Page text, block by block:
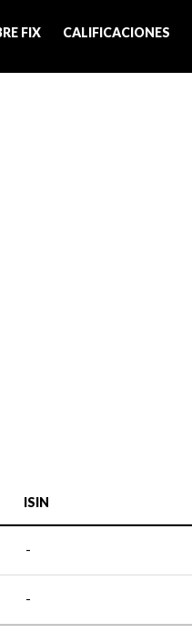
FIX CALIFICACIONES
ISIN
-
-